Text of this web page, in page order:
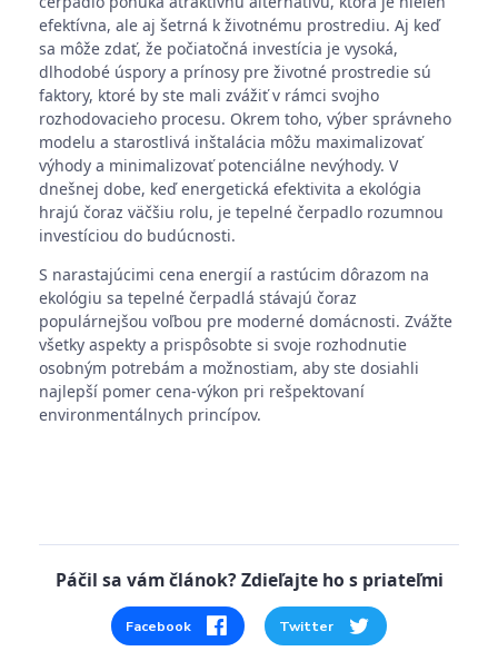
efektívna, ale aj šetrná k životnému prostrediu. Aj keď
sa môže zdať, že počiatočná investícia je vysoká,
dlhodobé úspory a prínosy pre životné prostredie sú
faktory, ktoré by ste mali zvážiť v rámci svojho
rozhodovacieho procesu. Okrem toho, výber správneho
modelu a starostlivá inštalácia môžu maximalizovať
výhody a minimalizovať potenciálne nevýhody. V
dnešnej dobe, keď energetická efektivita a ekológia
hrajú čoraz väčšiu rolu, je tepelné čerpadlo rozumnou
investíciou do budúcnosti.
S narastajúcimi cena energií a rastúcim dôrazom na
ekológiu sa tepelné čerpadlá stávajú čoraz
populárnejšou voľbou pre moderné domácnosti. Zvážte
všetky aspekty a prispôsobte si svoje rozhodnutie
osobným potrebám a možnostiam, aby ste dosiahli
najlepší pomer cena-výkon pri rešpektovaní
environmentálnych princípov.
Páčil sa vám článok? Zdieľajte ho s priateľmi
Facebook Twitter